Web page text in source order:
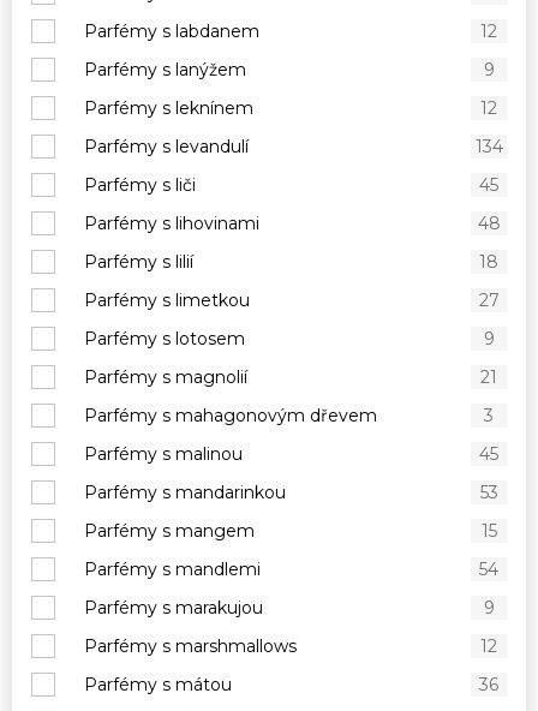
Parfémy s labdanem
12
Parfémy s lanýžem
9
Parfémy s leknínem
12
Parfémy s levandulí
134
Parfémy s liči
45
Parfémy s lihovinami
48
Parfémy s lilií
18
Parfémy s limetkou
27
Parfémy s lotosem
9
Parfémy s magnolií
21
Parfémy s mahagonovým dřevem
3
Parfémy s malinou
45
Parfémy s mandarinkou
53
Parfémy s mangem
15
Parfémy s mandlemi
54
Parfémy s marakujou
9
Parfémy s marshmallows
12
Parfémy s mátou
36